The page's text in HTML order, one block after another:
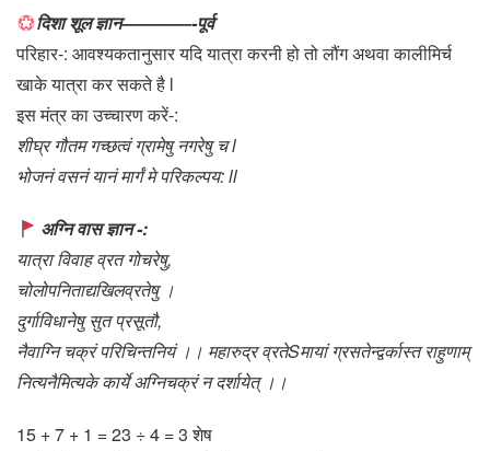
दिशा शूल ज्ञान————-पूर्व
परिहार-: आवश्यकतानुसार यदि यात्रा करनी हो तो लौंग अथवा कालीमिर्च
खाके यात्रा कर सकते है l
इस मंत्र का उच्चारण करें-:
शीघ्र गौतम गच्छत्वं ग्रामेषु नगरेषु च l
भोजनं वसनं यानं मार्गं मे परिकल्पय: ll
अग्नि वास ज्ञान -:
यात्रा विवाह व्रत गोचरेषु,
चोलोपनिताद्यखिलव्रतेषु ।
दुर्गाविधानेषु सुत प्रसूतौ,
नैवाग्नि चक्रं परिचिन्तनियं ।। महारुद्र व्रतेSमायां ग्रसतेन्द्वर्कास्त राहुणाम्
नित्यनैमित्यके कार्ये अग्निचक्रं न दर्शायेत् ।।
15 + 7 + 1 = 23 ÷ 4 = 3 शेष